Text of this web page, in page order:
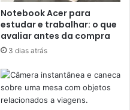
Notebook Acer para
estudar e trabalhar: o que
avaliar antes da compra
3 dias atrás